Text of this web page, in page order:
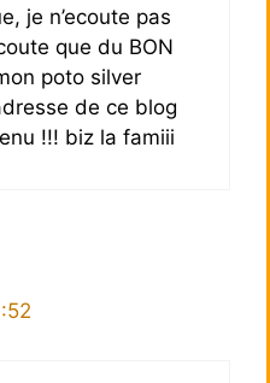
je n’ecoute pas
que du BON
poto silver
de ce blog
!!! biz la famiii